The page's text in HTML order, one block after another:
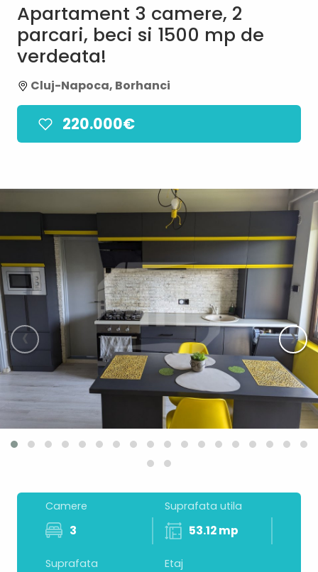
Apartament 3 camere, 2
parcari, beci si 1500 mp de
verdeata!
Cluj-Napoca, Borhanci
220.000€
‹ ›
Camere
3
Suprafata utila
53.12 mp
Suprafata
Etaj